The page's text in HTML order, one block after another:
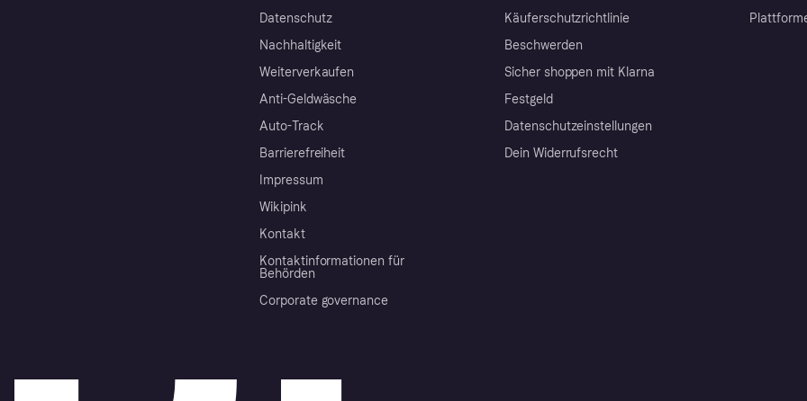
Datenschutz
Nachhaltigkeit
Weiterverkaufen
Anti-Geldwäsche
Auto-Track
Barrierefreiheit
Impressum
Wikipink
Kontakt
Kontaktinformationen für
Behörden
Corporate governance
Käuferschutzrichtlinie
Beschwerden
Sicher shoppen mit Klarna
Festgeld
Datenschutzeinstellungen
Dein Widerrufsrecht